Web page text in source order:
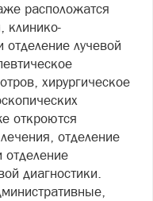
расположатся
клинико-
отделение лучевой
хирургическое
откроются
отделение
отделение
диагностики.